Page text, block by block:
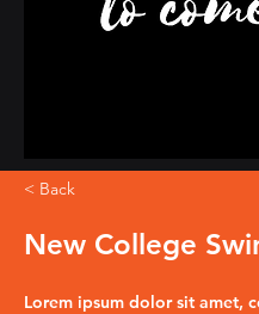
< Back
New College
Lorem ipsum dolor sit amet,